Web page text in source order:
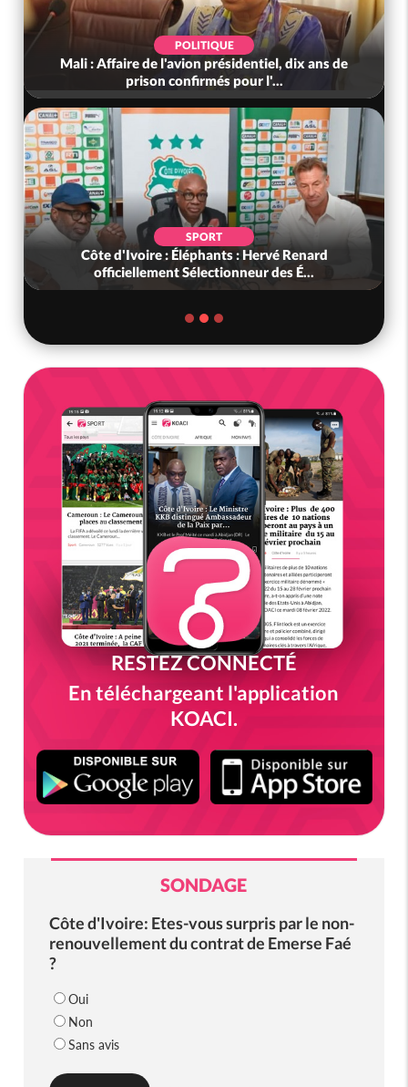
POLITIQUE
Mali : Affaire de l'avion présidentiel, dix ans de
prison confirmés pour l'...
SPORT
Côte d'Ivoire : Éléphants : Hervé Renard
officiellement Sélectionneur des É...
RESTEZ CONNECTÉ
En téléchargeant l'application
KOACI.
SONDAGE
Côte d'Ivoire: Etes-vous surpris par le non-
renouvellement du contrat de Emerse Faé
?
Oui
Non
Sans avis